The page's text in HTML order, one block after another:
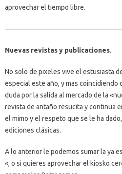
aprovechar el tiempo libre.
Nuevas revistasy publicaciones.
No solo de pixeles vive el estusiasta
especial este año, y mas coincidiendo
duda por la salida al mercado de la
revista de antaño resucita y continua
el mimo y el respeto que se le ha
ediciones clásicas.
A lo anterior le podemos sumar la ya
«, o si quieres aprovechar el kiosko